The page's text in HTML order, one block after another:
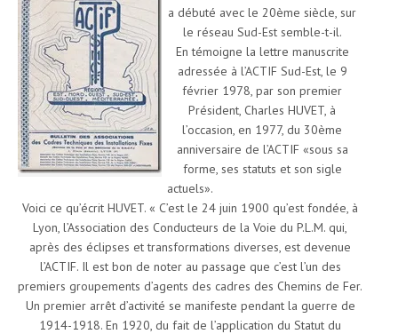
a débuté avec le 20ème siècle, sur
le réseau Sud-Est semble-t-il.
En témoigne la lettre manuscrite
adressée à l’ACTIF Sud-Est, le 9
février 1978, par son premier
Président, Charles HUVET, à
l’occasion, en 1977, du 30ème
anniversaire de l’ACTIF «sous sa
forme, ses statuts et son sigle
actuels».
Voici ce qu’écrit HUVET. « C’est le 24 juin 1900 qu’est fondée, à
Lyon, l’Association des Conducteurs de la Voie du P.L.M. qui,
après des éclipses et transformations diverses, est devenue
l’ACTIF. Il est bon de noter au passage que c’est l’un des
premiers groupements d’agents des cadres des Chemins de Fer.
Un premier arrêt d’activité se manifeste pendant la guerre de
1914-1918. En 1920, du fait de l’application du Statut du